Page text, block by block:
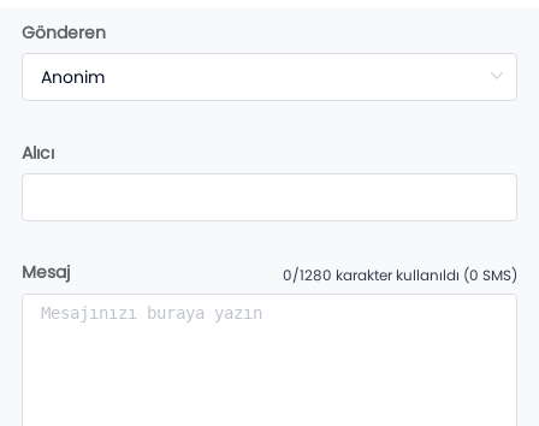
Gönderen
Alıcı
Mesaj 0/1280 karakter kullanıldı (0 SMS)